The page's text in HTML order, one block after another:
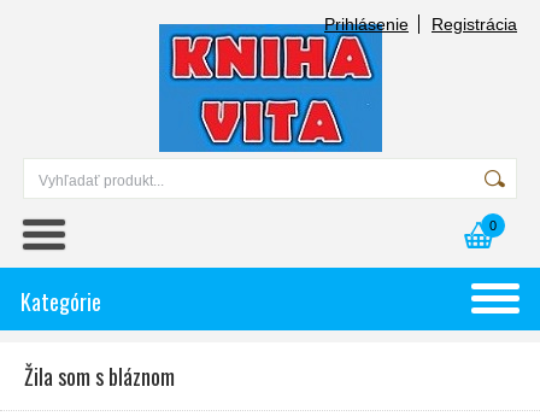
Prihlásenie Registrácia
0
Kategórie
Žila som s bláznom